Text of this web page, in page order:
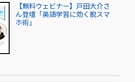
【無料ウェビナー】戸田大介さ
ん登壇「英語学習に効く脱スマ
ホ術」